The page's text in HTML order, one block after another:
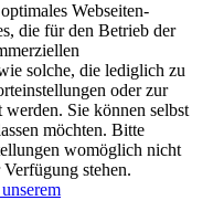
Webseiten-
die für den Betrieb der
solche, die lediglich zu
oder zur
Sie können selbst
möchten. Bitte
womöglich nicht
stehen.